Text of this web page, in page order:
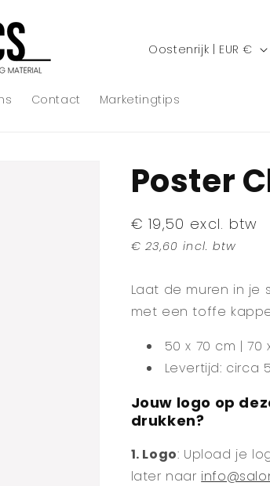
Contact Marketingtips
n
r
e
g
i
Oostenrijk | EUR €
Poster
Normale
prijs
€ 19,50 excl. btw
€ 23,60 incl. btw
Laat de muren in je
met een toffe
50 x 70 cm | 70
Levertijd: circa
Jouw logo op
drukken?
1. Logo: Upload je
later naar